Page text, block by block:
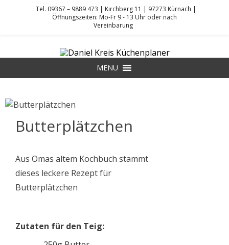
DANIEL KREIS KÜCHENPLANER
MENU
Butterplätzchen
Aus Omas altem Kochbuch stammt
dieses leckere Rezept für
Butterplätzchen
Zutaten für den Teig:
Tel. 09367 – 9889 473 | Kirchberg 11 | 97273 Kürnach |
Öffnungszeiten: Mo-Fr 9 - 13 Uhr oder nach
Vereinbarung